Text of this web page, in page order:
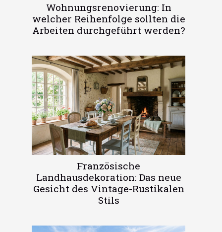
Wohnungsrenovierung: In
welcher Reihenfolge sollten die
Arbeiten durchgeführt werden?
Französische
Landhausdekoration: Das neue
Gesicht des Vintage-Rustikalen
Stils